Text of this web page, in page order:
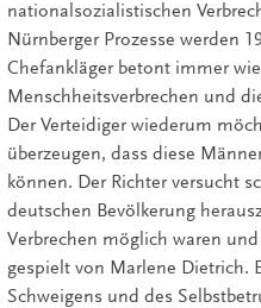
nationalsozialistischen
Nürnberger Prozesse werden
Chefankläger betont immer
Menschheitsverbrechen und
Der Verteidiger wiederum
überzeugen, dass diese
können. Der Richter versucht
deutschen Bevölkerung
Verbrechen möglich waren
gespielt von Marlene Dietrich.
Schweigens und des